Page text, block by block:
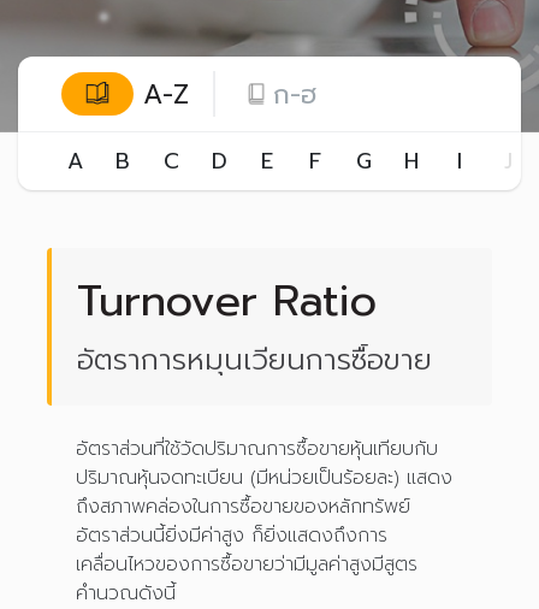
A-Z ก-ฮ
A B C D E F G H I J
Turnover Ratio
อัตราการหมุนเวียนการซื้อขาย
อัตราส่วนที่ใช้วัดปริมาณการซื้อขายหุ้นเทียบกับ
ปริมาณหุ้นจดทะเบียน (มีหน่วยเป็นร้อยละ) แสดง
ถึงสภาพคล่องในการซื้อขายของหลักทรัพย์
อัตราส่วนนี้ยิ่งมีค่าสูง ก็ยิ่งแสดงถึงการ
เคลื่อนไหวของการซื้อขายว่ามีมูลค่าสูงมีสูตร
คำนวณดังนี้